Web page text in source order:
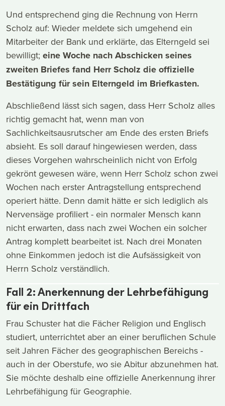
Und entsprechend ging die Rechnung von Herrn
Scholz auf: Wieder meldete sich umgehend ein
Mitarbeiter der Bank und erklärte, das Elterngeld sei
bewilligt; eine Woche nach Abschicken seines
zweiten Briefes fand Herr Scholz die offizielle
Bestätigung für sein Elterngeld im Briefkasten.
Abschließend lässt sich sagen, dass Herr Scholz alles
richtig gemacht hat, wenn man von
Sachlichkeitsausrutscher am Ende des ersten Briefs
absieht. Es soll darauf hingewiesen werden, dass
dieses Vorgehen wahrscheinlich nicht von Erfolg
gekrönt gewesen wäre, wenn Herr Scholz schon zwei
Wochen nach erster Antragstellung entsprechend
operiert hätte. Denn damit hätte er sich lediglich als
Nervensäge profiliert - ein normaler Mensch kann
nicht erwarten, dass nach zwei Wochen ein solcher
Antrag komplett bearbeitet ist. Nach drei Monaten
ohne Einkommen jedoch ist die Aufsässigkeit von
Herrn Scholz verständlich.
Fall 2: Anerkennung der Lehrbefähigung
für ein Drittfach
Frau Schuster hat die Fächer Religion und Englisch
studiert, unterrichtet aber an einer beruflichen Schule
seit Jahren Fächer des geographischen Bereichs -
auch in der Oberstufe, wo sie Abitur abzunehmen hat.
Sie möchte deshalb eine offizielle Anerkennung ihrer
Lehrbefähigung für Geographie.